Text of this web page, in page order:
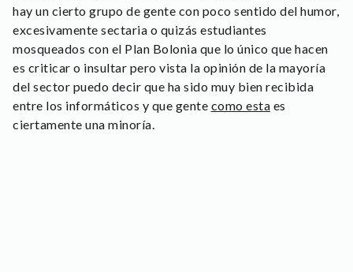
hay un cierto grupo de gente con poco sentido del humor,
excesivamente sectaria o quizás estudiantes
mosqueados con el Plan Bolonia que lo único que hacen
es criticar o insultar pero vista la opinión de la mayoría
del sector puedo decir que ha sido muy bien recibida
entre los informáticos y que gente como esta es
ciertamente una minoría.